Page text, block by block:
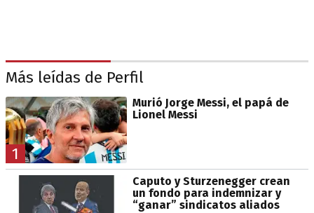
Más leídas de Perfil
1
Murió Jorge Messi, el papá de
Lionel Messi
Caputo y Sturzenegger crean
un fondo para indemnizar y
“ganar” sindicatos aliados